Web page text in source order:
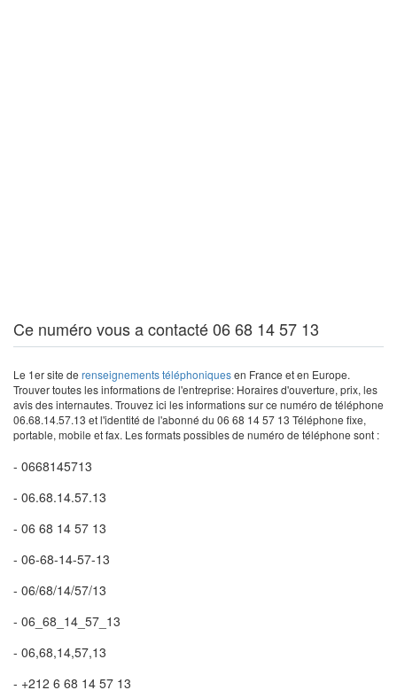
Ce numéro vous a contacté 06 68 14 57 13
Le 1er site de renseignements téléphoniquesen France et en Europe.
Trouver toutes les informations de l'entreprise: Horaires d'ouverture, prix, les
avis des internautes. Trouvez ici les informations sur ce numéro de téléphone
06.68.14.57.13 et l'identité de l'abonné du 06 68 14 57 13 Téléphone fixe,
portable, mobile et fax. Les formats possibles de numéro de téléphone sont :
- 0668145713
- 06.68.14.57.13
- 06 68 14 57 13
- 06-68-14-57-13
- 06/68/14/57/13
- 06_68_14_57_13
- 06,68,14,57,13
- +212 6 68 14 57 13